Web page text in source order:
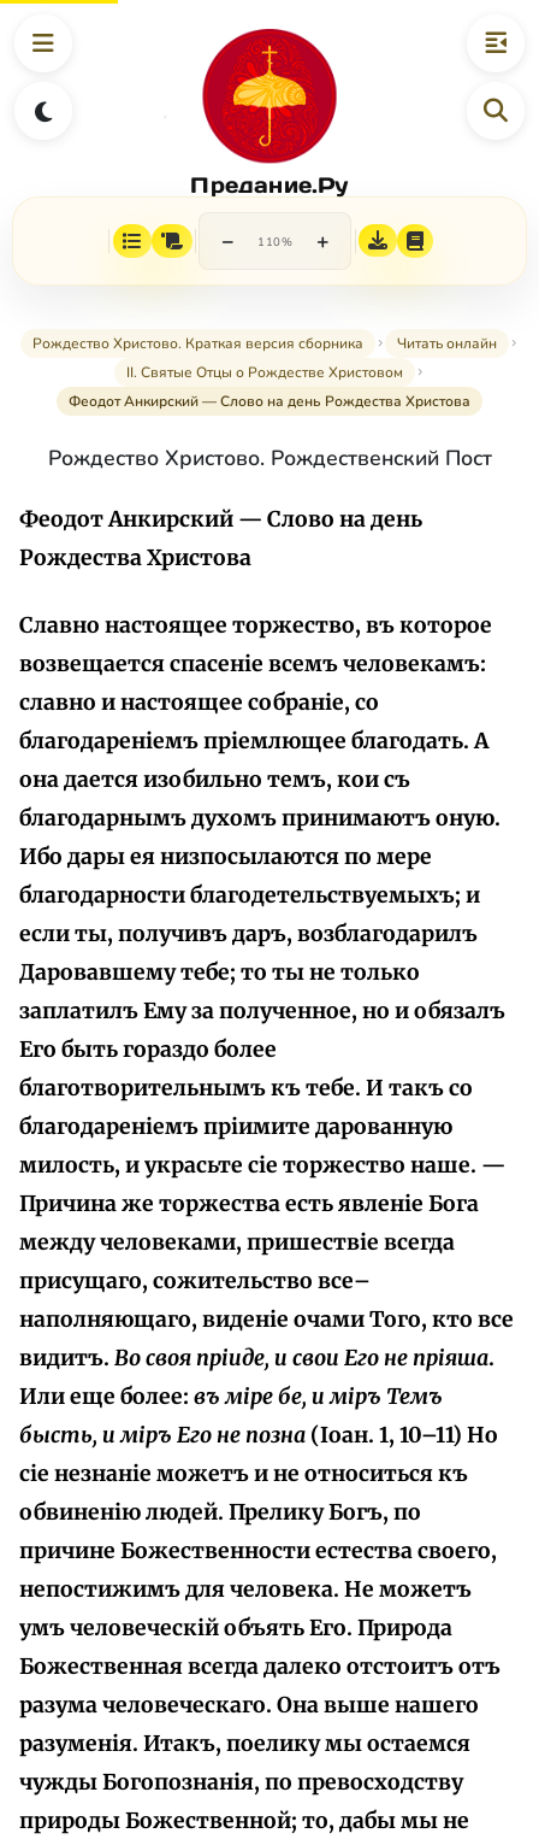
Предание.Ру
− 110% +
Рождество Христово. Краткая версия сборника
Читать онлайн
II. Святые Отцы о Рождестве Христовом
Феодот Анкирский — Слово на день Рождества Христова
Рождество Христово. Рождественский Пост
Феодот Анкирский — Слово на день
Рождества Христова
Славно настоящее торжество, въ которое
возвещается спасеніе всемъ человекамъ:
славно и настоящее собраніе, со
благодареніемъ пріемлющее благодать. А
она дается изобильно темъ, кои съ
благодарнымъ духомъ принимаютъ оную.
Ибо дары ея низпосылаются по мере
благодарности благодетельствуемыхъ; и
если ты, получивъ даръ, возблагодарилъ
Даровавшему тебе; то ты не только
заплатилъ Ему за полученное, но и обязалъ
Его быть гораздо более
благотворительнымъ къ тебе. И такъ со
благодареніемъ пріимите дарованную
милость, и украсьте сіе торжество наше. —
Причина же торжества есть явленіе Бога
между человеками, пришествіе всегда
присущаго, сожительство все–
наполняющаго, виденіе очами Того, кто все
видитъ. Во своя пріиде, и свои Его не пріяша.
Или еще более: въ міре бе, и міръ Темъ
бысть, и міръ Его не позна (Іоан. 1, 10–11) Но
сіе незнаніе можетъ и не относиться къ
обвиненію людей. Прелику Богъ, по
причине Божественности естества своего,
непостижимъ для человека. He можетъ
умъ человеческій объять Его. Природа
Божественная всегда далеко отстоитъ отъ
разума человеческаго. Она выше нашего
разуменія. Итакъ, поелику мы остаемся
чужды Богопознанія, по превосходству
природы Божественной; то, дабы мы не